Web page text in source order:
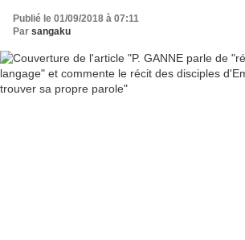
Publié le 01/09/2018 à 07:11
Par sangaku